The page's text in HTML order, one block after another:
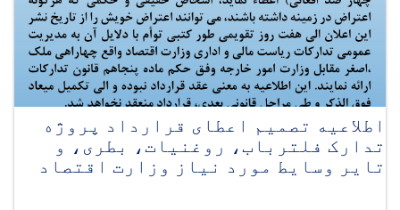
اطلاعیه تصمیم اعطای قرارداد پروژه
تدارک فلترباب، روغنیات، بطری، و
تایر وسایط مورد نیاز وزارت اقتصاد